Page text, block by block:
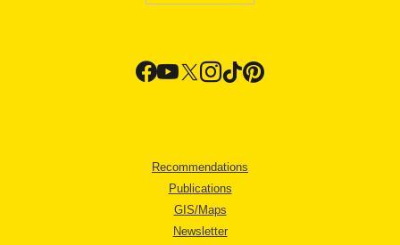
Recommendations
Publications
GIS/Maps
Newsletter